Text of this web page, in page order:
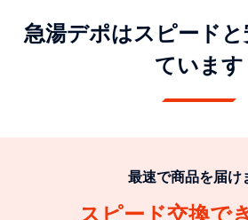
急湯デポはスピード
ています
最速で商品を届け
スピード交換で